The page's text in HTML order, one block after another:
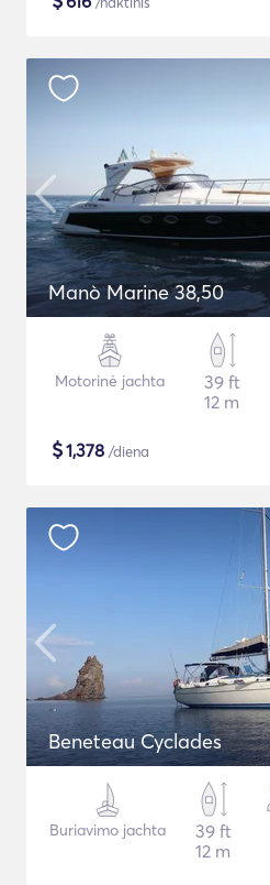
Manò Marine 38,50
Motorinė jachta
39 ft
12 m
$1,378 /diena
Beneteau Cyclades
Buriavimo jachta
39 ft
12 m